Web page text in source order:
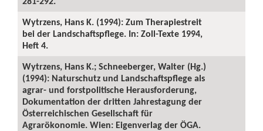
Wytrzens, Hans K. (1994): Zum Therapiestreit
bei der Landschaftspflege. In: Zoll-Texte 1994,
Heft 4.
Wytrzens, Hans K.; Schneeberger, Walter (Hg.)
(1994): Naturschutz und Landschaftspflege als
agrar- und forstpolitische Herausforderung,
Dokumentation der dritten Jahrestagung der
Österreichischen Gesellschaft für
Agrarökonomie. Wien: Eigenverlag der ÖGA.